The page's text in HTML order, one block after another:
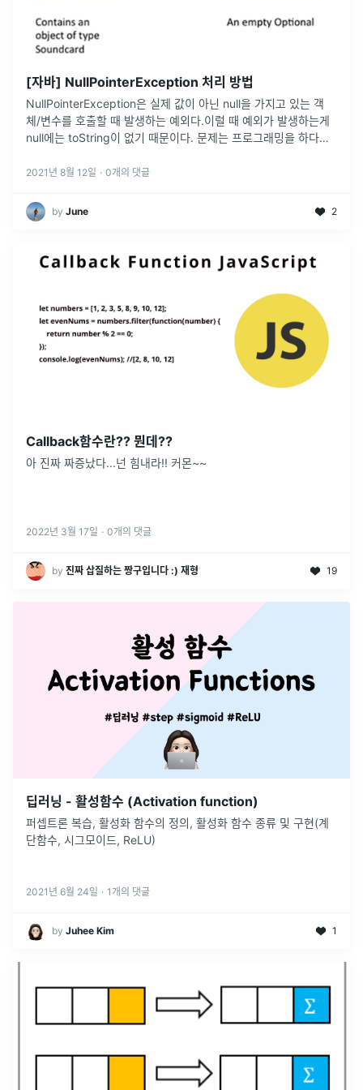
[자바] NullPointerException 처리 방법
NullPointerException은 실제 값이 아닌 null을 가지고 있는 객
체/변수를 호출할 때 발생하는 예외다.이럴 때 예외가 발생하는게
null에는 toString이 없기 때문이다. 문제는 프로그래밍을 하다보
2021년 8월 12일 · 0개의 댓글
by June 2
Callback함수란?? 뭔데??
아 진짜 짜증났다...넌 힘내라!! 커몬~~
2022년 3월 17일 · 0개의 댓글
by 진짜 삽질하는 짱구입니다 :) 재형 19
딥러닝 - 활성함수 (Activation function)
퍼셉트론 복습, 활성화 함수의 정의, 활성화 함수 종류 및 구현(계
단함수, 시그모이드, ReLU)
2021년 6월 24일 · 1 개의 댓글
by ‍Juhee Kim 1